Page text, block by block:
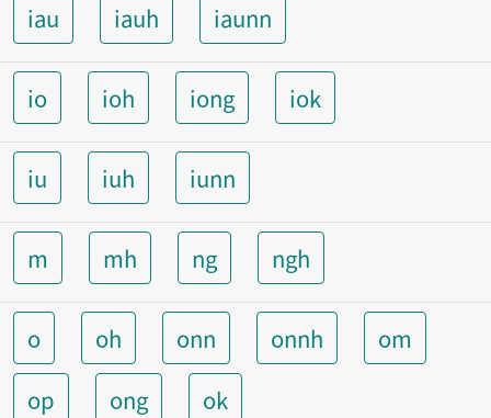
iau iauh iaunn
io ioh iong iok
iu iuh iunn
m mh ng ngh
o oh onn onnh
om
op
ong ok